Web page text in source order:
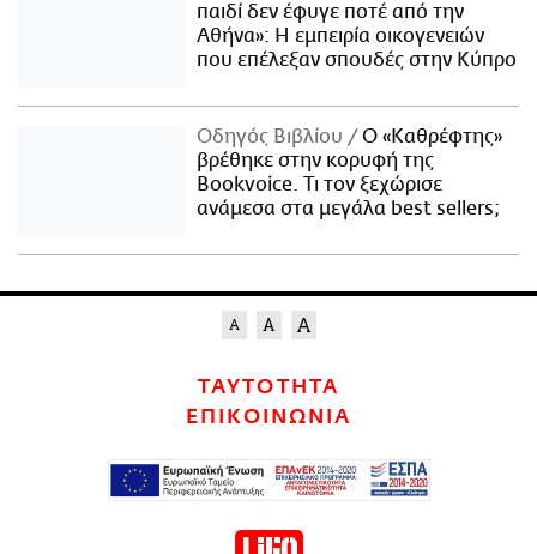
παιδί δεν έφυγε ποτέ από την
Αθήνα»: Η εμπειρία οικογενειών
που επέλεξαν σπουδές στην Κύπρο
Οδηγός Βιβλίου
Ο «Καθρέφτης»
βρέθηκε στην κορυφή της
Bookvoice. Τι τον ξεχώρισε
ανάμεσα στα μεγάλα best sellers;
ΤΑΥΤΟΤΗΤΑ
ΕΠΙΚΟΙΝΩΝΙΑ